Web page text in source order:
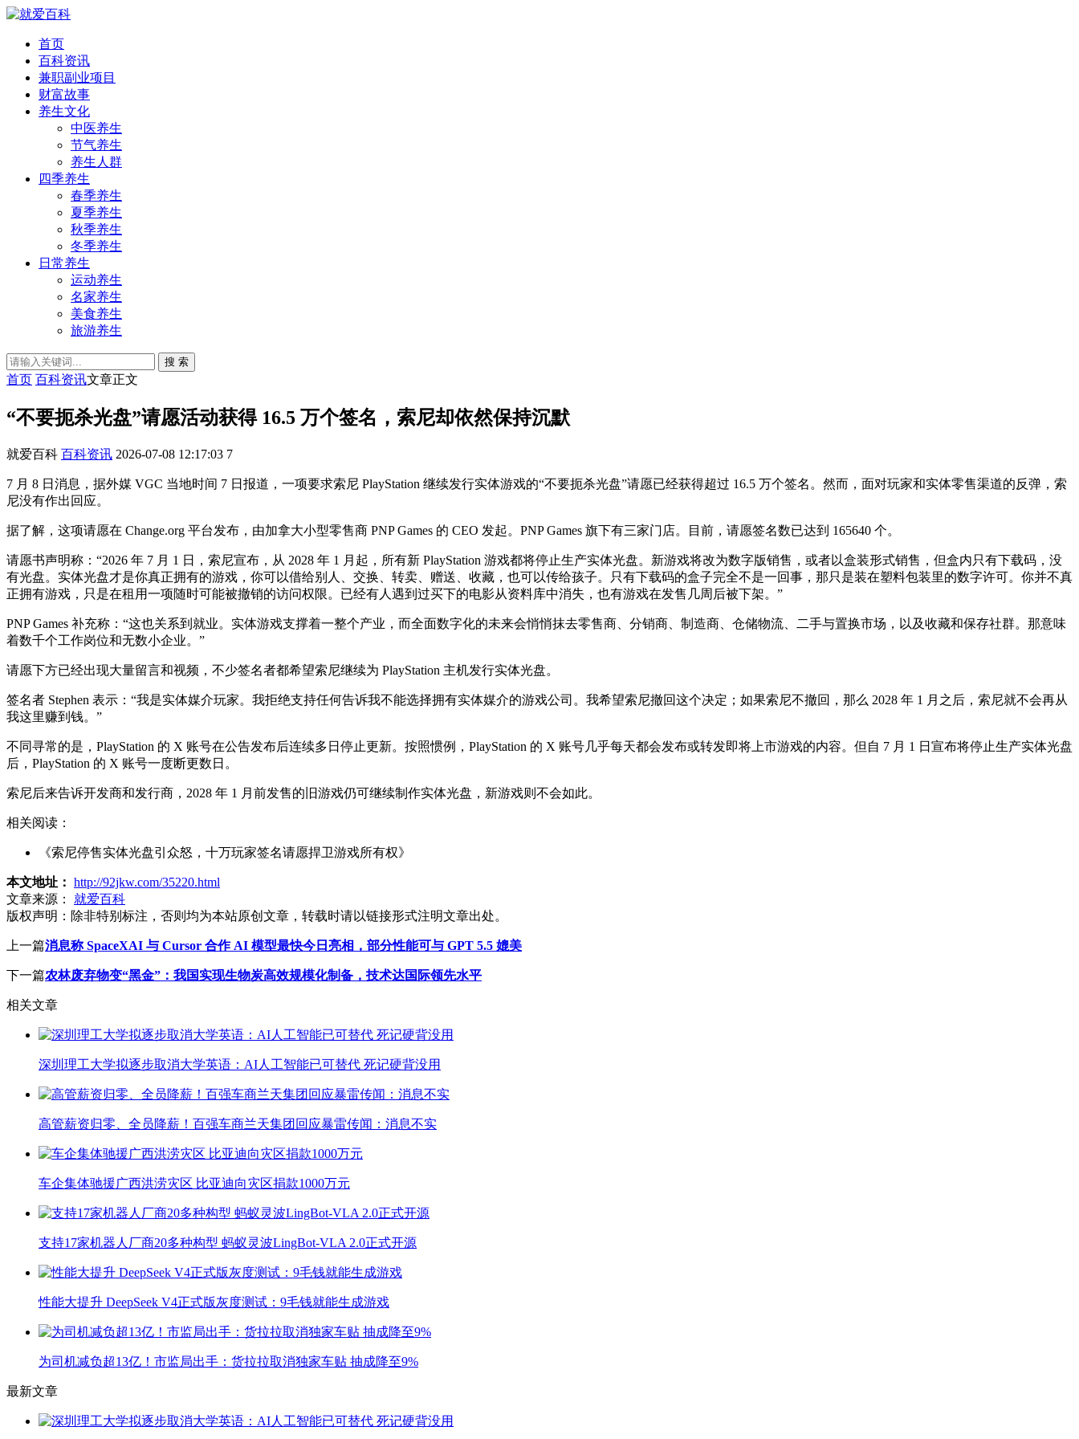
首页
百科资讯
兼职副业项目
财富故事
养生文化
中医养生
节气养生
养生人群
四季养生
春季养生
夏季养生
秋季养生
冬季养生
日常养生
运动养生
名家养生
美食养生
旅游养生
搜 索
首页 百科资讯文章正文
“不要扼杀光盘”请愿活动获得 16.5 万个签名，索尼却依然保持沉默
就爱百科 百科资讯 2026-07-08 12:17:03 7
7 月 8 日消息，据外媒 VGC 当地时间 7 日报道，一项要求索尼 PlayStation 继续发行实体游戏的“不要扼杀光盘”请愿已经获得超过 16.5 万个签名。然而，面对玩家和实体零售渠道的反弹，索
尼没有作出回应。
据了解，这项请愿在 Change.org 平台发布，由加拿大小型零售商 PNP Games 的 CEO 发起。PNP Games 旗下有三家门店。目前，请愿签名数已达到 165640 个。
请愿书声明称：“2026 年 7 月 1 日，索尼宣布，从 2028 年 1 月起，所有新 PlayStation 游戏都将停止生产实体光盘。新游戏将改为数字版销售，或者以盒装形式销售，但盒内只有下载码，没
有光盘。实体光盘才是你真正拥有的游戏，你可以借给别人、交换、转卖、赠送、收藏，也可以传给孩子。只有下载码的盒子完全不是一回事，那只是装在塑料包装里的数字许可。你并不真
正拥有游戏，只是在租用一项随时可能被撤销的访问权限。已经有人遇到过买下的电影从资料库中消失，也有游戏在发售几周后被下架。”
PNP Games 补充称：“这也关系到就业。实体游戏支撑着一整个产业，而全面数字化的未来会悄悄抹去零售商、分销商、制造商、仓储物流、二手与置换市场，以及收藏和保存社群。那意味
着数千个工作岗位和无数小企业。”
请愿下方已经出现大量留言和视频，不少签名者都希望索尼继续为 PlayStation 主机发行实体光盘。
签名者 Stephen 表示：“我是实体媒介玩家。我拒绝支持任何告诉我不能选择拥有实体媒介的游戏公司。我希望索尼撤回这个决定；如果索尼不撤回，那么 2028 年 1 月之后，索尼就不会再从
我这里赚到钱。”
不同寻常的是，PlayStation 的 X 账号在公告发布后连续多日停止更新。按照惯例，PlayStation 的 X 账号几乎每天都会发布或转发即将上市游戏的内容。但自 7 月 1 日宣布将停止生产实体光盘
后，PlayStation 的 X 账号一度断更数日。
索尼后来告诉开发商和发行商，2028 年 1 月前发售的旧游戏仍可继续制作实体光盘，新游戏则不会如此。
相关阅读：
《索尼停售实体光盘引众怒，十万玩家签名请愿捍卫游戏所有权》
本文地址： http://92jkw.com/35220.html
文章来源：
就爱百科
版权声明： 除非特别标注，否则均为本站原创文章，转载时请以链接形式注明文章出处。
上一篇消息称 SpaceXAI 与 Cursor 合作 AI 模型最快今日亮相，部分性能可与 GPT 5.5 媲美
下一篇农林废弃物变“黑金”：我国实现生物炭高效规模化制备，技术达国际领先水平
相关文章
深圳理工大学拟逐步取消大学英语：AI人工智能已可替代 死记硬背没用
高管薪资归零、全员降薪！百强车商兰天集团回应暴雷传闻：消息不实
车企集体驰援广西洪涝灾区 比亚迪向灾区捐款1000万元
支持17家机器人厂商20多种构型 蚂蚁灵波LingBot-VLA 2.0正式开源
性能大提升 DeepSeek V4正式版灰度测试：9毛钱就能生成游戏
为司机减负超13亿！市监局出手：货拉拉取消独家车贴 抽成降至9%
最新文章